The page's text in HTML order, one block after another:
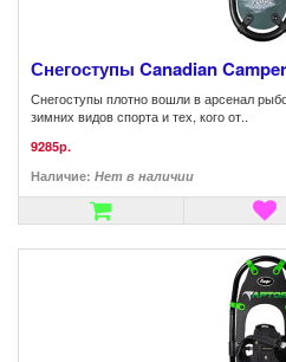
Снегоступы Canadian
Снегоступы плотно вошли в арсенал
зимних видов спорта и тех, кого от..
9285р.
Наличие: Нет в наличии